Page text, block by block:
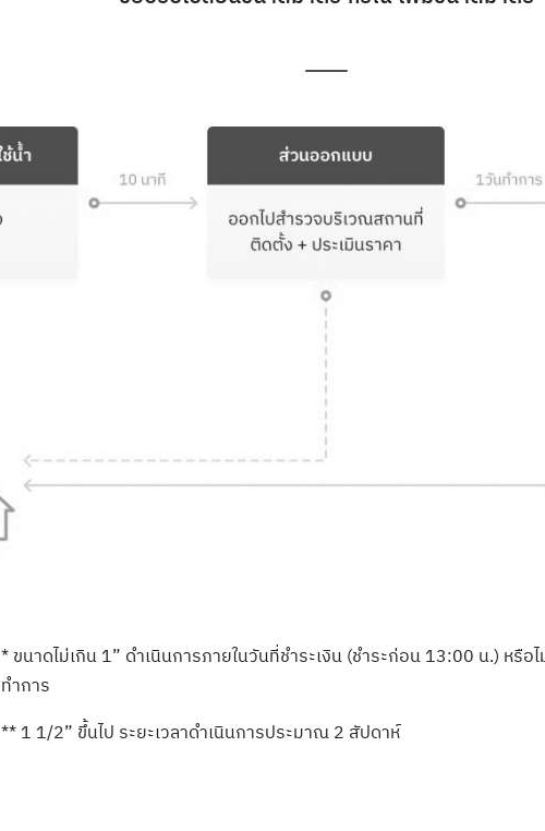
* ขนาดไม่เกิน 1” ดำเนินการภายในวันที่ชำระเงิน (ชำระก่อน 13:00 น.) หรือ
ทำการ
** 1 1/2” ขึ้นไป ระยะเวลาดำเนินการประมาณ 2 สัปดาห์